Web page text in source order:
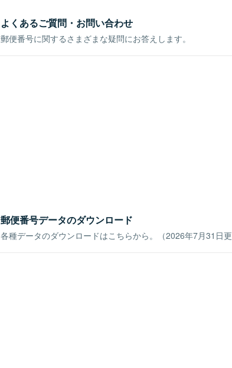
よくあるご質問・お問い合わせ
郵便番号に関するさまざまな疑問にお答えします。
郵便番号データのダウンロード
各種データのダウンロードはこちらから。（2026年7月31日更